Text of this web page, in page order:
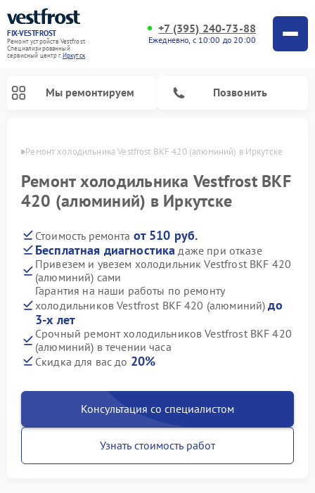
FIX-VESTFROST
Ремонт устройств Vestfrost
Специализированный
cервисный центр г.Иркутск
+7 (395) 240-73-88
Ежедневно, с 10:00 до 20:00
Мы ремонтируем Позвонить
Ремонт холодильника Vestfrost BKF 420 (алюминий) в Иркутске
Ремонт холодильника Vestfrost BKF
420 (алюминий) в Иркутске
Стоимость ремонта от 510 руб.
Бесплатная диагностика даже при отказе
Привезем и увезем холодильник Vestfrost BKF 420
(алюминий) сами
Гарантия на наши работы по ремонту
холодильников Vestfrost BKF 420 (алюминий)до
3-х лет
Срочный ремонт холодильников Vestfrost BKF 420
(алюминий) в течении часа
Скидка для вас до 20%
Консультация со специалистом
Узнать стоимость работ